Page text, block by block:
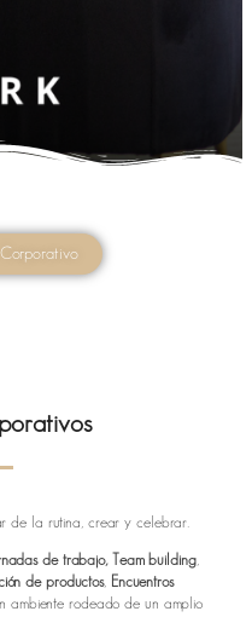
de la rutina, crear y celebrar.
de trabajo, Team building,
de productos, Encuentros
ambiente rodeado de un amplio